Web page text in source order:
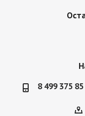
8 499 375